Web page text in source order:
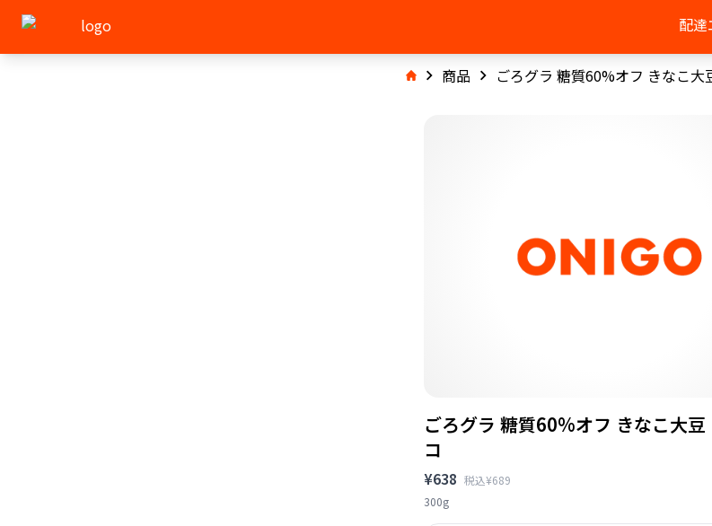
配達
商品 ごろグラ 糖質60%オフ きなこ大
ごろグラ 糖質60%オフ きなこ大豆
コ
¥638 税込¥689
300g